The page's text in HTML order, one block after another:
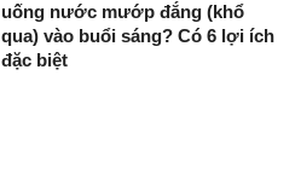
uống nước mướp đắng (khổ
qua) vào buổi sáng? Có 6 lợi ích
đặc biệt